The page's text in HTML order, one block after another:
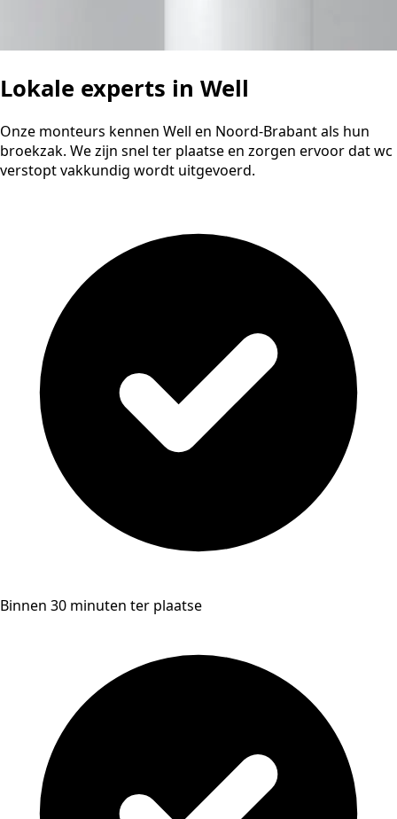
Lokale experts in Well
Onze monteurs kennen Well en Noord-Brabant als hun
broekzak. We zijn snel ter plaatse en zorgen ervoor dat wc
verstopt vakkundig wordt uitgevoerd.
Binnen 30 minuten ter plaatse